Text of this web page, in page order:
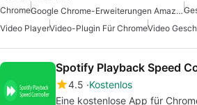
Chrome Google Chrome-Erweiterungen Amazon
Video PlayerVideo-Plugin Für ChromeVideo
Spotify Playback Speed
4.5 Kostenlos
Eine kostenlose App für